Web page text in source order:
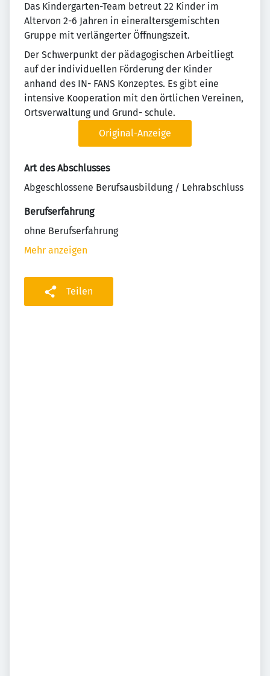
Das Kindergarten-Team betreut 22 Kinder im
Altervon 2-6 Jahren in eineraltersgemischten
Gruppe mit verlängerter Öffnungszeit.
Der Schwerpunkt der pädagogischen Arbeitliegt
auf der individuellen Förderung der Kinder
anhand des IN- FANS Konzeptes. Es gibt eine
intensive Kooperation mit den örtlichen Vereinen,
Ortsverwaltung und Grund- schule.
Original-Anzeige
Art des Abschlusses
Abgeschlossene Berufsausbildung / Lehrabschluss
Berufserfahrung
ohne Berufserfahrung
Mehr anzeigen
Teilen